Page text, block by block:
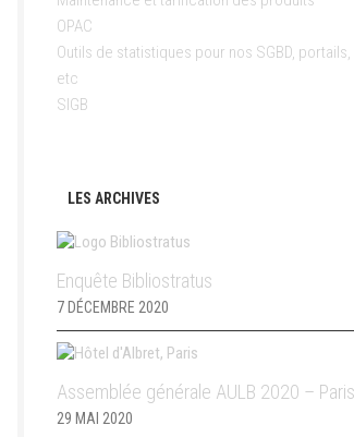
OPAC
Outils de statistiques pour nos SGBD, portails,
etc
SIGB
LES ARCHIVES
Enquête Bibliostratus
7 DÉCEMBRE 2020
Assemblée générale AULB 2020 – Paris
29 MAI 2020